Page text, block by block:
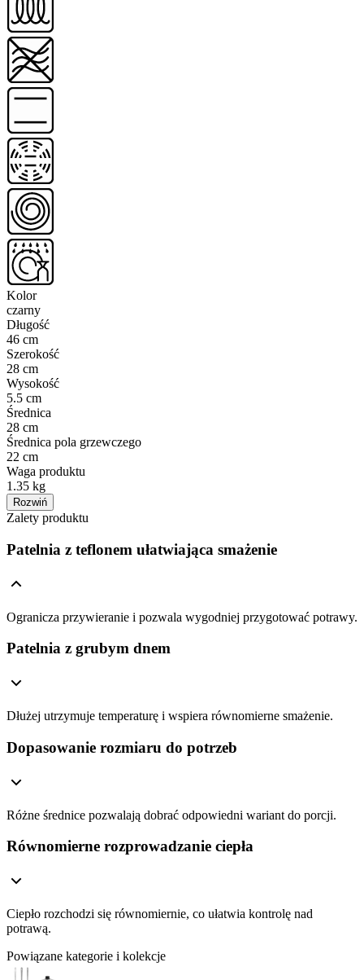
Kolor
czarny
Długość
46 cm
Szerokość
28 cm
Wysokość
5.5 cm
Średnica
28 cm
Średnica pola grzewczego
22 cm
Waga produktu
1.35 kg
Rozwiń
Zalety produktu
Patelnia z teflonem ułatwiająca smażenie
Ogranicza przywieranie i pozwala wygodniej przygotować potrawy.
Patelnia z grubym dnem
Dłużej utrzymuje temperaturę i wspiera równomierne smażenie.
Dopasowanie rozmiaru do potrzeb
Różne średnice pozwalają dobrać odpowiedni wariant do porcji.
Równomierne rozprowadzanie ciepła
Ciepło rozchodzi się równomiernie, co ułatwia kontrolę nad
potrawą.
Powiązane kategorie i kolekcje